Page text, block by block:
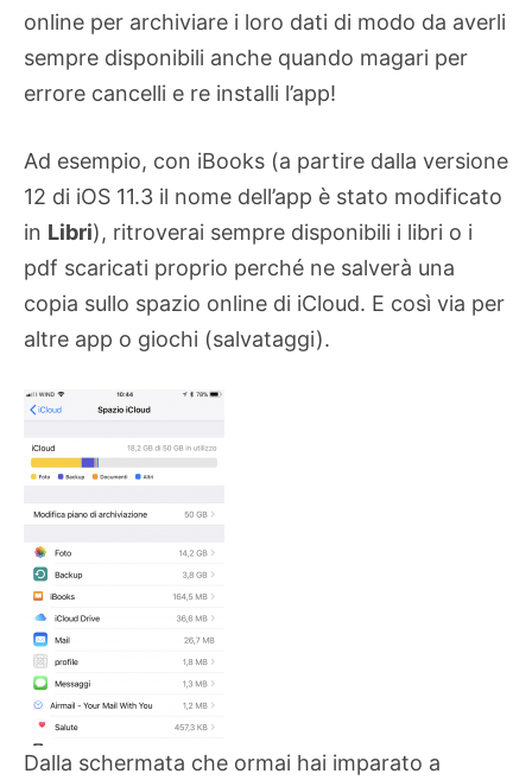
online per archiviare i loro dati di modo da averli
sempre disponibili anche quando magari per
errore cancelli e re installi l’app!
Ad esempio, con iBooks (a partire dalla versione
12 di iOS 11.3 il nome dell’app è stato modificato
in Libri), ritroverai sempre disponibili i libri o i
pdf scaricati proprio perché ne salverà una
copia sullo spazio online di iCloud. E così via per
altre app o giochi (salvataggi).
Dalla schermata che ormai hai imparato a